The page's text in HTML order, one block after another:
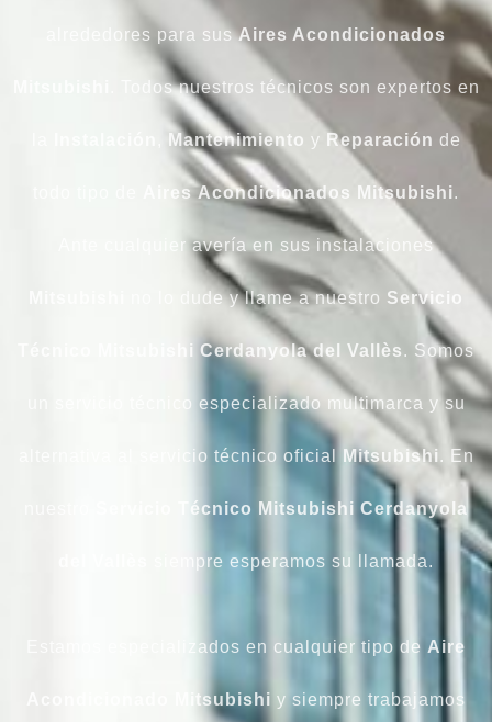
alrededores para susAires Acondicionados
. Todos nuestros técnicos son expertos en
Mantenimiento y Reparación de
Aires Acondicionados Mitsubishi.
Ante cualquier avería en sus instalaciones
no lo dude y llame a nuestro Servicio
Mitsubishi Cerdanyola del Vallès. Somos
un servicio técnico especializado multimarca y su
alternativa al servicio técnico oficial Mitsubishi . En
Servicio Técnico Mitsubishi Cerdanyola
siempre esperamos su llamada.
Estamos especializados en cualquier tipo de Aire
Acondicionado Mitsubishi y siempre trabajamos